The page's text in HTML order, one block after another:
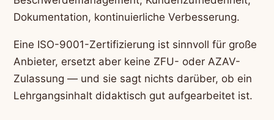
Dokumentation, kontinuierliche Verbesserung.
Eine ISO-9001-Zertifizierung ist sinnvoll für große
Anbieter, ersetzt aber keine ZFU- oder AZAV-
Zulassung — und sie sagt nichts darüber, ob ein
Lehrgangsinhalt didaktisch gut aufgearbeitet ist.